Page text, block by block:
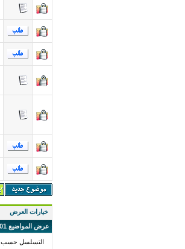
خيارات العرض
عرض المواضيع 401 إلى 440 من إجمالي 1862
التسلسل حسب